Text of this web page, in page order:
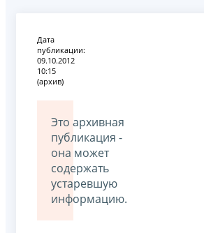
Дата
публикации:
09.10.2012
10:15
(архив)
Это архивная
публикация -
она может
содержать
устаревшую
информацию.